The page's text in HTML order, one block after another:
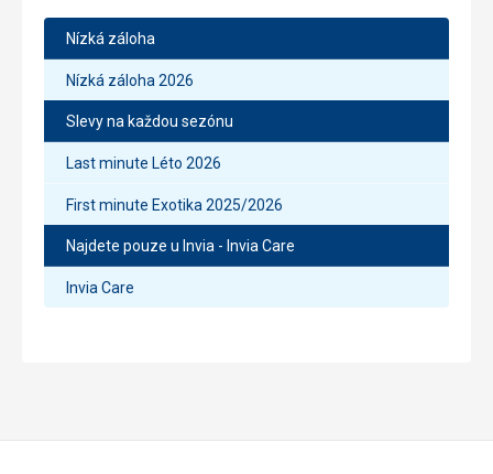
Nízká záloha
Nízká záloha 2026
Slevy na každou sezónu
Last minute Léto 2026
First minute Exotika 2025/2026
Najdete pouze u Invia - Invia Care
Invia Care